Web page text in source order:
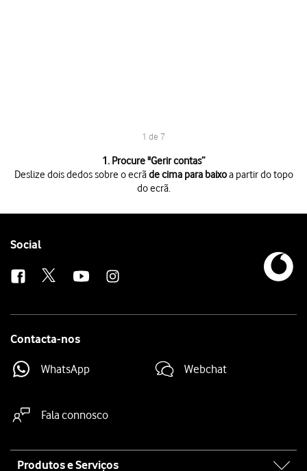
1 de 7
1. Procure "Gerir contas”
Deslize dois dedos sobre o ecrãde cima para baixoa partir do topo
do ecrã.
Primao ícone de definições.
PrimaGerir contas
o indicador junto a "Sincronizar dados automaticamente"para
Prima
OK.
Prima
a tecla de início para terminar e voltar ao ecrã inicial.
Follow
Social
Contacta-nos
WhatsApp Webchat
Fala connosco
Produtos e Serviços